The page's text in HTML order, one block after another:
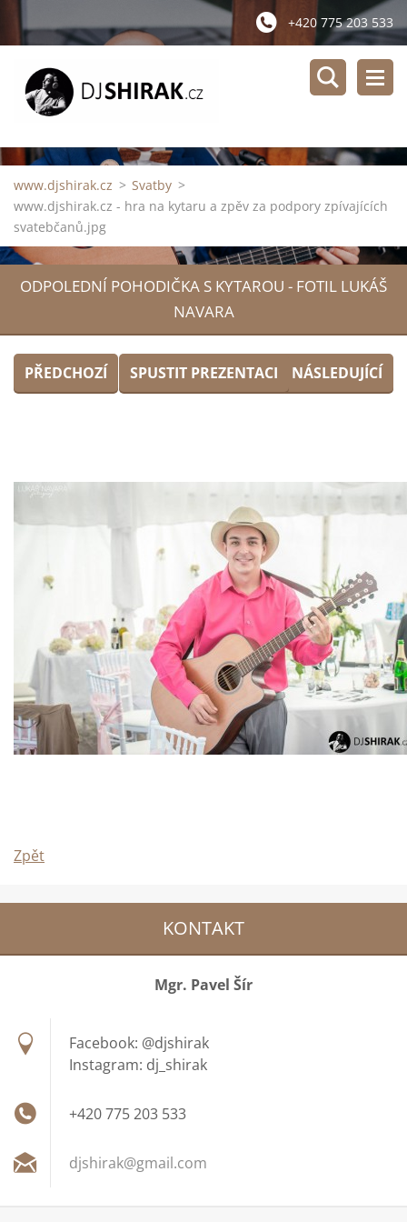
+420 775 203 533
www.djshirak.cz > Svatby >
www.djshirak.cz - hra na kytaru a zpěv za podpory zpívajících
svatebčanů.jpg
ODPOLEDNÍ POHODIČKA S KYTAROU - FOTIL LUKÁŠ
NAVARA
PŘEDCHOZÍ SPUSTIT PREZENTACI NÁSLEDUJÍCÍ
Zpět
KONTAKT
Mgr. Pavel Šír
Facebook: @djshirak
Instagram: dj_shirak
+420 775 203 533
djshirak@gmail.com